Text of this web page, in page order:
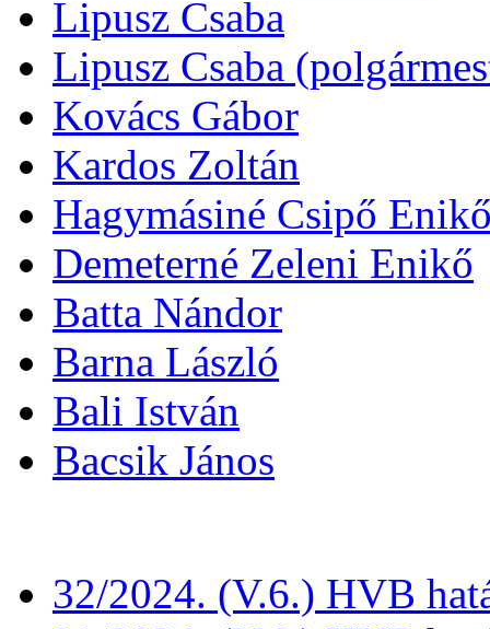
Lipusz Csaba
Lipusz Csaba
Kovács Gábor
Kardos Zoltán
Hagymásiné Csipő
Demeterné Zeleni Enikő
Batta Nándor
Barna László
Bali István
Bacsik János
32/2024. (V.6.) HVB